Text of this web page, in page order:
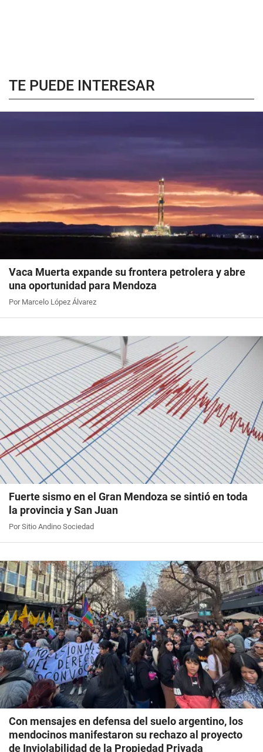
TE PUEDE INTERESAR
Vaca Muerta expande su frontera petrolera y abre
una oportunidad para Mendoza
Por Marcelo López Álvarez
Fuerte sismo en el Gran Mendoza se sintió en toda
la provincia y San Juan
Por Sitio Andino Sociedad
Con mensajes en defensa del suelo argentino, los
mendocinos manifestaron su rechazo al proyecto
de Inviolabilidad de la Propiedad Privada